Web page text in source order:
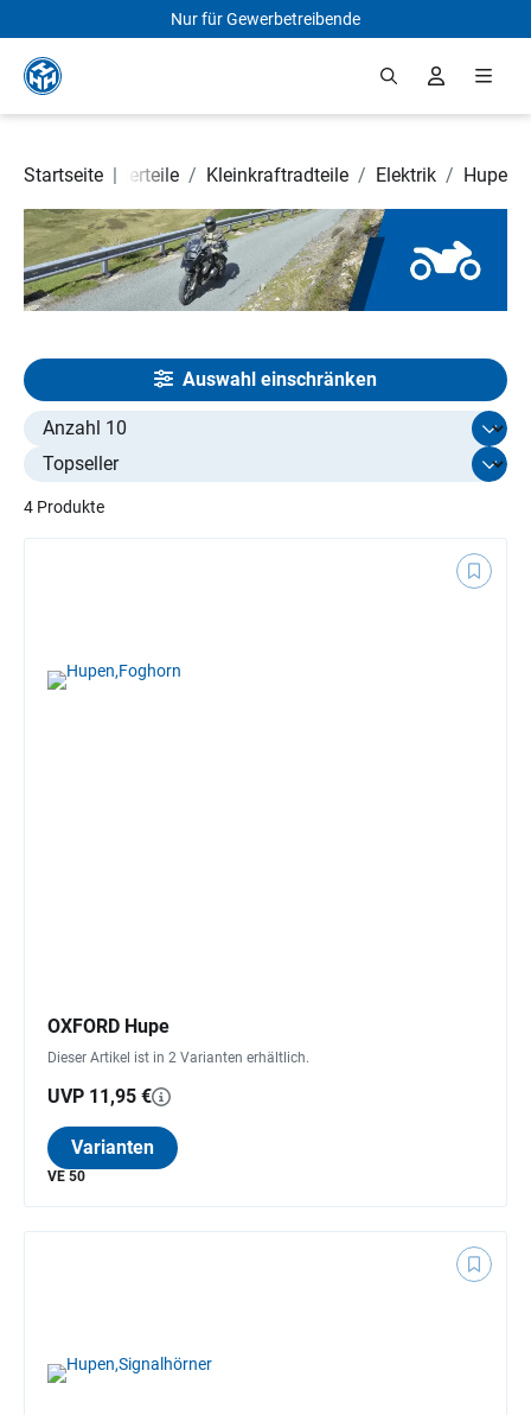
Zum Hauptinhalt springen
Nur für Gewerbetreibende
Startseite |
und Rollerteile / Kleinkraftradteile / Elektrik / Hupe
Auswahl einschränken
4 Produkte
Select limit
OXFORD Hupe
Dieser Artikel ist in 2 Varianten erhältlich.
UVP 11,95 €
Varianten
VE 50